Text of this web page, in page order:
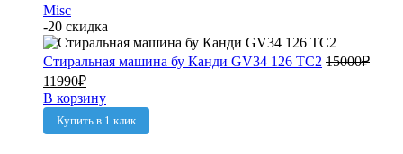
Misc
-20 скидка
Стиральная машина бу Канди GV34 126 TC2 15000₽
11990₽
В корзину
Купить в 1 клик